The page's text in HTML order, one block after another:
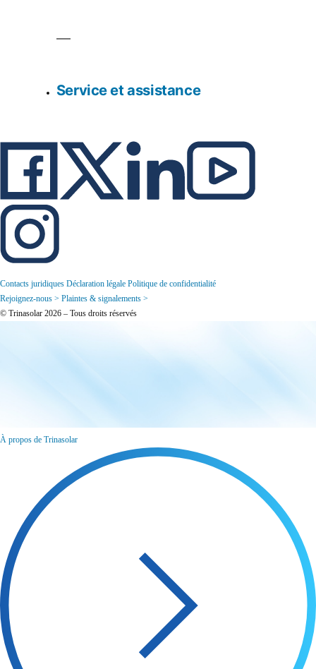
Service et assistance
Contacts juridiques Déclaration légale Politique de confidentialité
Rejoignez-nous > Plaintes & signalements >
© Trinasolar 2026 – Tous droits réservés
À propos de Trinasolar